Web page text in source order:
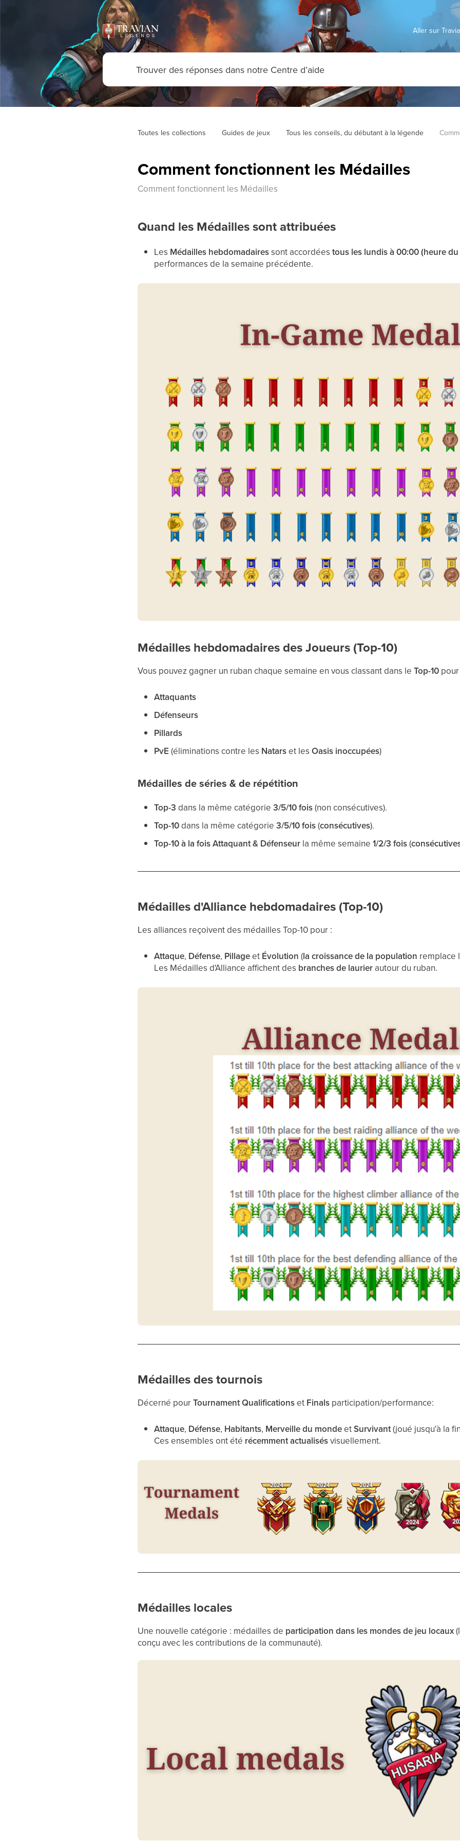
Aller sur
Toutes les collections Guides de jeux Tous les conseils, du débutant à la légende
Comment fonctionnent les Médailles
Comment fonctionnent les Médailles
Quand les Médailles sont attribuées
Les Médailles hebdomadairessont accordéestous les lundis à 00:00 (heure
performances de la semaine précédente.
Médailles hebdomadaires des Joueurs (Top-10)
Vous pouvez gagner un ruban chaque semaine en vous classant dans leTop-10
Attaquants
Défenseurs
Pillards
PvE (éliminations contre les Natarset lesOasis inoccupées)
Médailles de séries & de répétition
Top-3 dans la même catégorie3/5/10 fois(non consécutives).
Top-10dans la même catégorie3/5/10 fois(consécutives).
Top-10 à la fois Attaquant & Défenseur la même semaine1/2/3 fois(
Médailles d'Alliance hebdomadaires (Top-10)
Les alliances reçoivent des médailles Top-10 pour :
Attaque, Défense, Pillageet Évolution (la croissance de la population remplace
Les Médailles d'Alliance affichent des branches de laurier autour du ruban.
Médailles des tournois
Décerné pourTournament Qualificationset Finals participation/performance:
Attaque, Défense, Habitants, Merveille du mondeetSurvivant(joué jusqu'à la
Ces ensembles ont été récemment actualisésvisuellement.
Médailles locales
Une nouvelle catégorie : médailles de participation dans les mondes de jeu locaux
conçu avec les contributions de la communauté).